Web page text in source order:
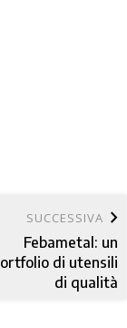
SUCCESSIVA keyboard_arrow_right
Febametal: un
di utensili
di qualità